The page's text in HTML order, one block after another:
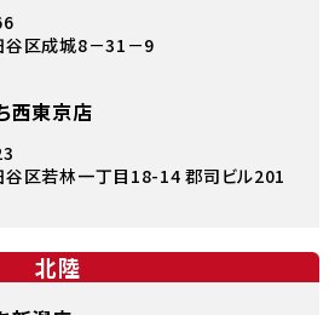
谷区成城8－31－9
西東京店
谷区若林一丁目18-14 郡司ビル201
北陸